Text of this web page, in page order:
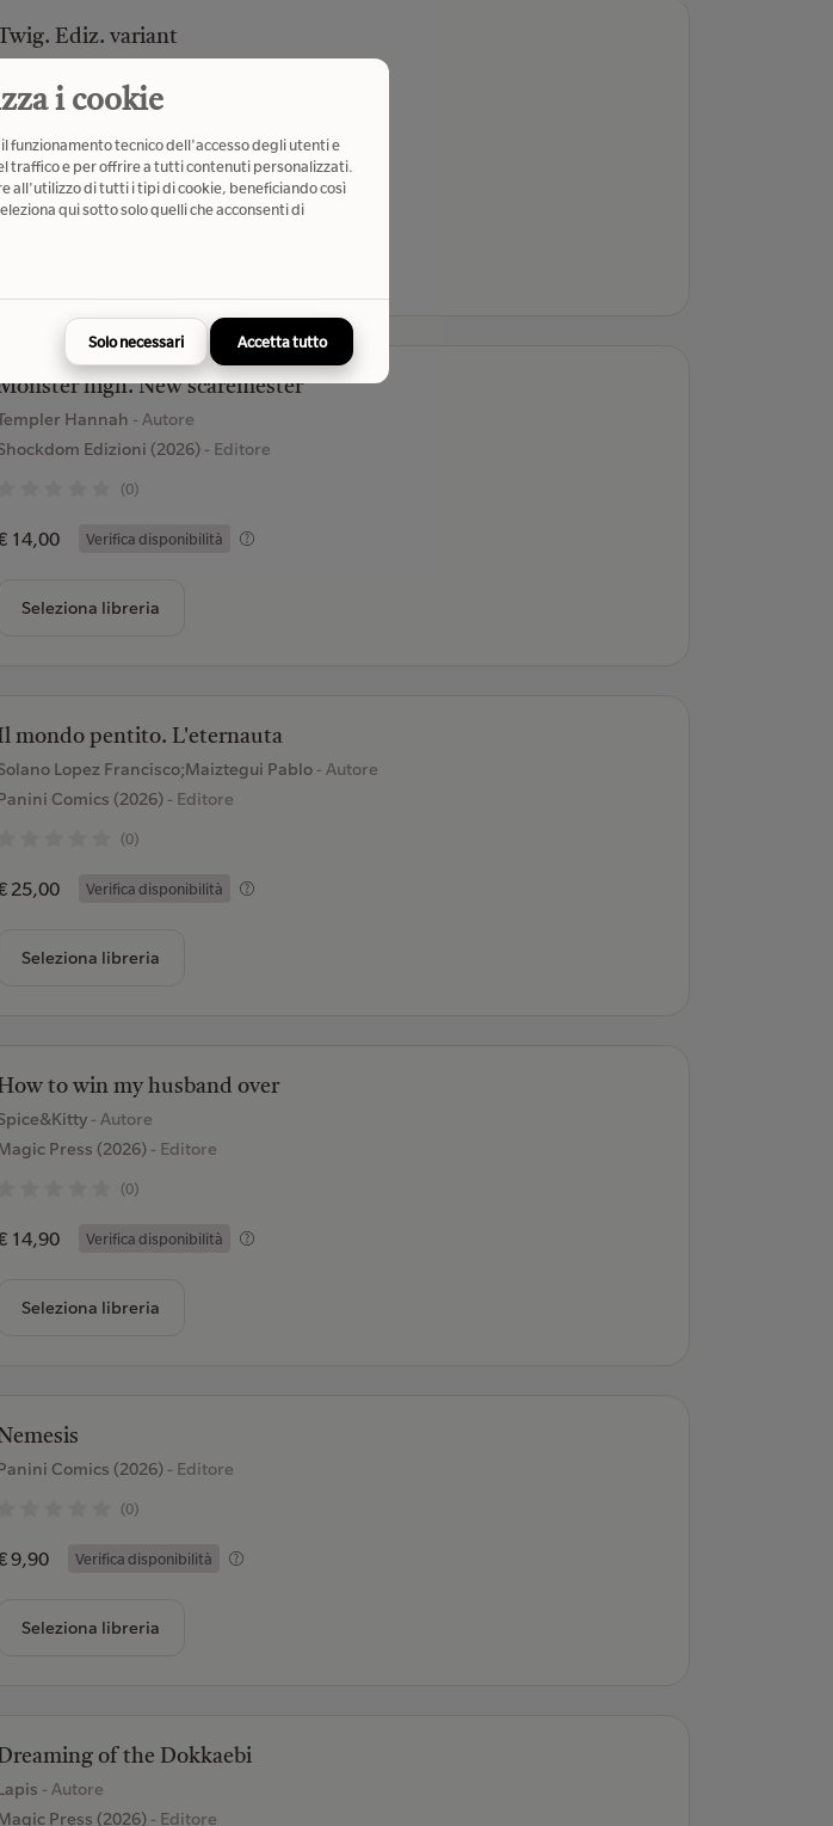
Ediz. variant
Edizioni (2026)
(0)
16,00 Verifica disponibilità
high. New scaremester
Hannah - Autore
Edizioni (2026)- Editore
(0)
14,00 Verifica disponibilità
Seleziona libreria
mondo pentito. L'eternauta
Lopez Francisco;Maiztegui Pablo - Autore
Comics (2026)- Editore
(0)
25,00 Verifica disponibilità
Seleziona libreria
to win my husband over
- Autore
Press (2026)- Editore
(0)
14,90 Verifica disponibilità
Seleziona libreria
Comics (2026)- Editore
(0)
9,90 Verifica disponibilità
Seleziona libreria
of the Dokkaebi
- Autore
Press (2026)- Editore
i cookie
funzionamento tecnico dell'accesso degli utenti e
traffico e per offrire a tutti contenuti personalizzati.
all'utilizzo di tutti i tipi di cookie, beneficiando così
qui sotto solo quelli che acconsenti di
Solo necessari Accetta tutto